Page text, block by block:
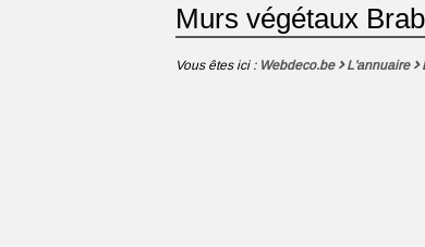
Murs végétaux
Vous êtes ici : Webdeco.be L'annuaire